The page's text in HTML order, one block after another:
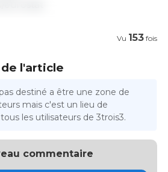
Vu 153 fois
l'article
destiné a être une zone de
mais c'est un lieu de
les utilisateurs de 3trois3.
commentaire